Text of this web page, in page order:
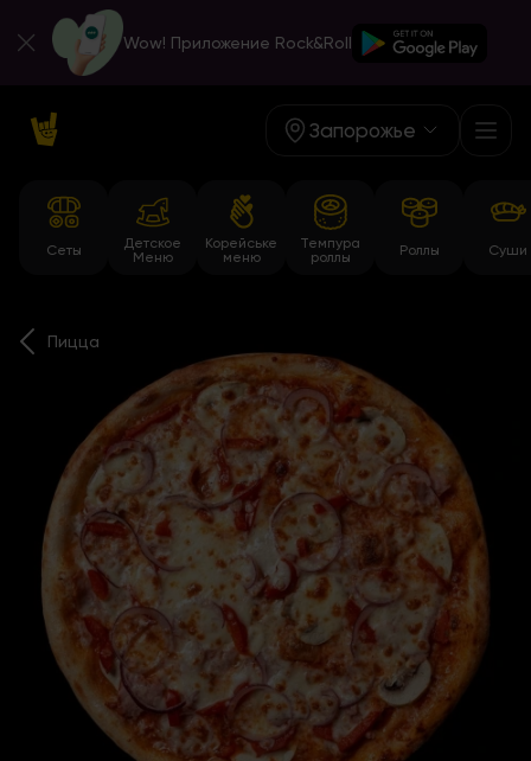
Wow! Приложение Rock&Roll
Запорожье
Сеты
Детское
Меню
Корейське
меню
Темпура
роллы
Роллы Суши
Пицца